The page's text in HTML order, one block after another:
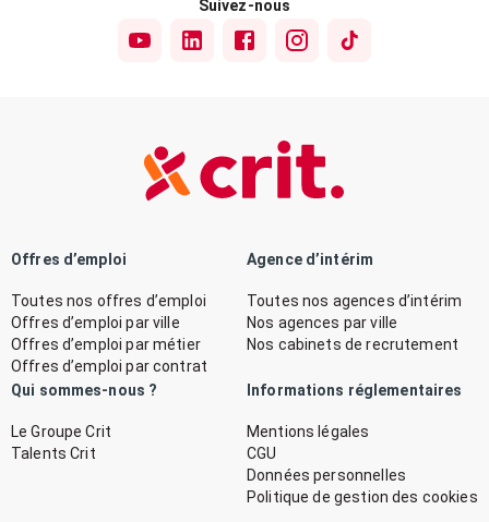
Suivez-nous
Offres d’emploi
Toutes nos offres d’emploi
Offres d’emploi par ville
Offres d’emploi par métier
Offres d’emploi par contrat
Agence d’intérim
Toutes nos agences d’intérim
Nos agences par ville
Nos cabinets de recrutement
Qui sommes-nous ?
Le Groupe Crit
Talents Crit
Informations réglementaires
Mentions légales
CGU
Données personnelles
Politique de gestion des cookies